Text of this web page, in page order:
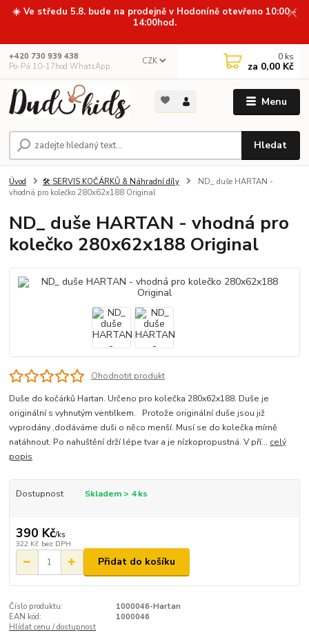
☀️ Ve středu 5.8. bude na prodejně v Hodoníně otevřeno 10:00 -
14:00hod.
Menu
CZK
Hledat
+420 730 939 438
Po-Pá 10-17hod WhatsApp
0 ks
za 0,00 Kč
Úvod 🛠️ SERVIS KOČÁRKŮ & Náhradní díly
ND_ duše HARTAN -
vhodná pro kolečko 280x62x188 Original
ND_ duše HARTAN - vhodná pro
kolečko 280x62x188 Original
Ohodnotit produkt
Duše do kočárků Hartan. Určeno pro kolečka 280x62x188. Duše je
originální s vyhnutým ventilkem. Protože originální duše jsou již
vyprodány ,dodáváme duši o něco menší. Musí se do kolečka mírně
natáhnout. Po nahuštění drží lépe tvar a je nízkopropustná. V pří... celý
popis
Dostupnost Skladem > 4 ks
390 Kč/ks
322 Kč bez DPH
Přidat do košíku
Číslo produktu:
1000046-Hartan
EAN kód:
1000046
Hlídat cenu / dostupnost